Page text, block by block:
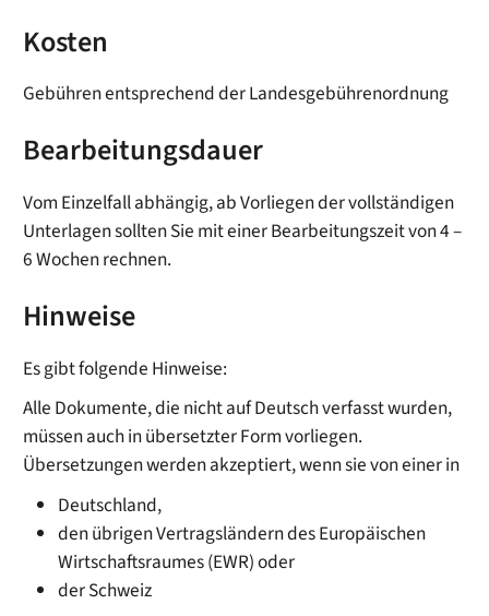
Kosten
Gebühren entsprechend der Landesgebührenordnung
Bearbeitungsdauer
Vom Einzelfall abhängig, ab Vorliegen der vollständigen
Unterlagen sollten Sie mit einer Bearbeitungszeit von 4 –
6 Wochen rechnen.
Hinweise
Es gibt folgende Hinweise:
Alle Dokumente, die nicht auf Deutsch verfasst wurden,
müssen auch in übersetzter Form vorliegen.
Übersetzungen werden akzeptiert, wenn sie von einer in
Deutschland,
den übrigen Vertragsländern des Europäischen
Wirtschaftsraumes (EWR) oder
der Schweiz